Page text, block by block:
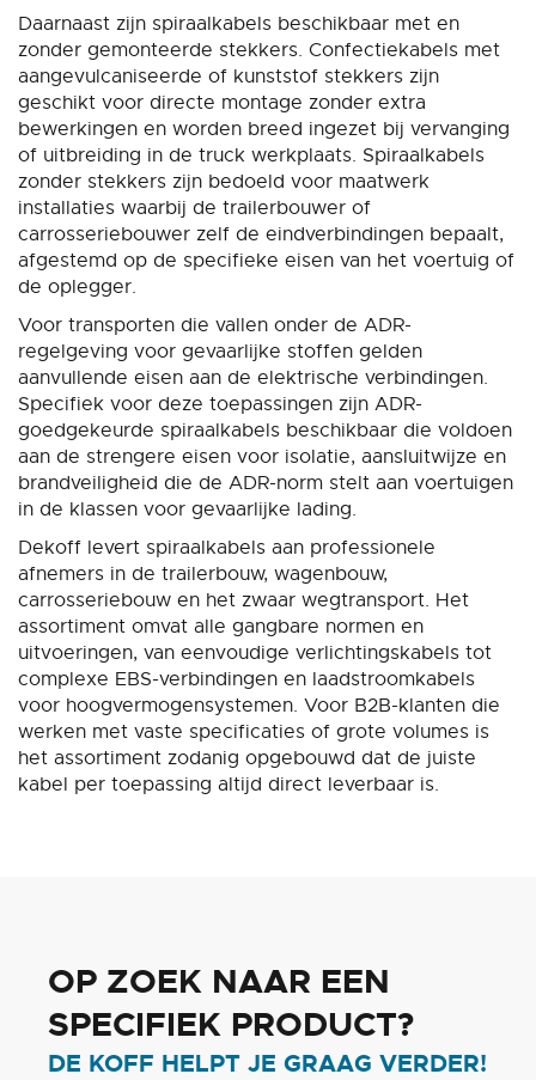
Daarnaast zijn spiraalkabels beschikbaar met en
zonder gemonteerde stekkers. Confectiekabels met
aangevulcaniseerde of kunststof stekkers zijn
geschikt voor directe montage zonder extra
bewerkingen en worden breed ingezet bij vervanging
of uitbreiding in de truck werkplaats. Spiraalkabels
zonder stekkers zijn bedoeld voor maatwerk
installaties waarbij de trailerbouwer of
carrosseriebouwer zelf de eindverbindingen bepaalt,
afgestemd op de specifieke eisen van het voertuig of
de oplegger.
Voor transporten die vallen onder de ADR-
regelgeving voor gevaarlijke stoffen gelden
aanvullende eisen aan de elektrische verbindingen.
Specifiek voor deze toepassingen zijn ADR-
goedgekeurde spiraalkabels beschikbaar die voldoen
aan de strengere eisen voor isolatie, aansluitwijze en
brandveiligheid die de ADR-norm stelt aan voertuigen
in de klassen voor gevaarlijke lading.
Dekoff levert spiraalkabels aan professionele
afnemers in de trailerbouw, wagenbouw,
carrosseriebouw en het zwaar wegtransport. Het
assortiment omvat alle gangbare normen en
uitvoeringen, van eenvoudige verlichtingskabels tot
complexe EBS-verbindingen en laadstroomkabels
voor hoogvermogensystemen. Voor B2B-klanten die
werken met vaste specificaties of grote volumes is
het assortiment zodanig opgebouwd dat de juiste
kabel per toepassing altijd direct leverbaar is.
OP ZOEK NAAR EEN
SPECIFIEK PRODUCT?
DE KOFF HELPT JE GRAAG VERDER!